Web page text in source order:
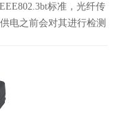
标准，光纤传
电之前会对其进行检测